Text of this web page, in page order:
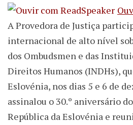
A Provedora de Justiça
internacional de alto nível
dos Ombudsmen e das
Direitos Humanos (INDHs),
Eslovénia, nos dias 5 e 6 de
assinalou o 30.º aniversário
República da Eslovénia e